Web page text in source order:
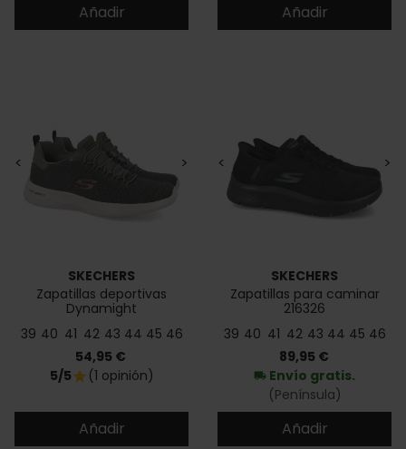
Añadir Añadir
< >
SKECHERS
Zapatillas deportivas
Dynamight
39 40 41 42 43 44 45 46
Precio
54,95 €
5/5star (1 opinión)
Añadir
< >
SKECHERS
Zapatillas para caminar
216326
39 40 41 42 43 44 45 46
Precio
89,95 €
local_shipping Envío gratis.
(Península)
Añadir